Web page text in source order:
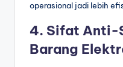
operasional jadi lebih
4. Sifat Anti-
Barang